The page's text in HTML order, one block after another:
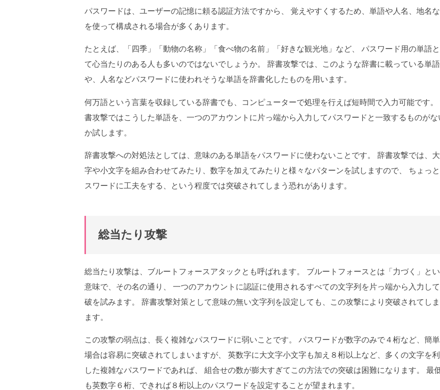
パスワードは、ユーザーの記憶に頼る認証方法ですから、 覚えやすくするため、単語や人名、地名
を使って構成される場合が多くあります。
たとえば、「四季」「動物の名称」「食べ物の名前」「好きな観光地」など、 パスワード用の単語
て心当たりのある人も多いのではないでしょうか。 辞書攻撃では、このような辞書に載っている単語
や、人名などパスワードに使われそうな単語を辞書化したものを用います。
何万語という言葉を収録している辞書でも、コンピューターで処理を行えば短時間で入力可能です。
書攻撃ではこうした単語を、一つのアカウントに片っ端から入力してパスワードと一致するものがな
か試します。
辞書攻撃への対処法としては、意味のある単語をパスワードに使わないことです。 辞書攻撃では、
字や小文字を組み合わせてみたり、数字を加えてみたりと様々なパターンを試しますので、 ちょっ
スワードに工夫をする、という程度では突破されてしまう恐れがあります。
総当たり攻撃
総当たり攻撃は、ブルートフォースアタックとも呼ばれます。 ブルートフォースとは「力づく」とい
意味で、その名の通り、 一つのアカウントに認証に使用されるすべての文字列を片っ端から入力し
破を試みます。 辞書攻撃対策として意味の無い文字列を設定しても、この攻撃により突破されてし
ます。
この攻撃の弱点は、長く複雑なパスワードに弱いことです。 パスワードが数字のみで４桁など、簡
場合は容易に突破されてしまいますが、 英数字に大文字小文字も加え８桁以上など、多くの文字を利
した複雑なパスワードであれば、 組合せの数が膨大すぎてこの方法での突破は困難になります。 最
も英数字６桁、できれば８桁以上のパスワードを設定することが望まれます。